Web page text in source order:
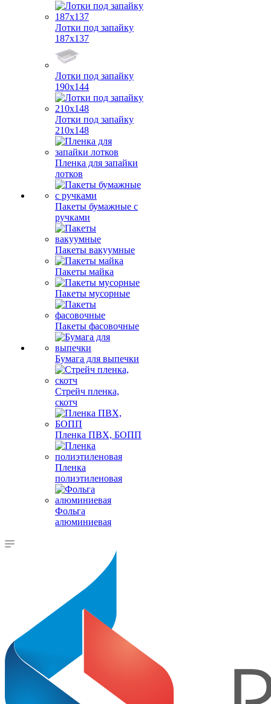
Лотки под запайку
187х137
Лотки под запайку
190х144
Лотки под запайку
210х148
Пленка для запайки
лотков
Пакеты бумажные с
ручками
Пакеты вакуумные
Пакеты майка
Пакеты мусорные
Пакеты фасовочные
Бумага для выпечки
Стрейч пленка,
скотч
Пленка ПВХ, БОПП
Пленка
полиэтиленовая
Фольга
алюминиевая